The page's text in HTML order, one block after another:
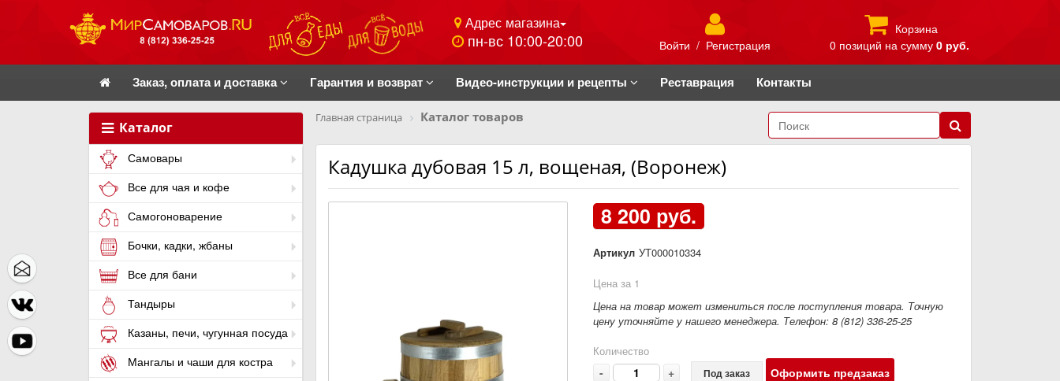
Адрес магазина
пн-вс 10:00-20:00 Войти / Регистрация
Корзина
0 позиций на сумму 0 руб.
Заказ, оплата и доставка Гарантия и возврат Видео-инструкции и рецепты Реставрация Контакты
Каталог
Самовары
Все для чая и кофе
Самогоноварение
Бочки, кадки, жбаны
Все для бани
Тандыры
Казаны, печи, чугунная посуда
Мангалы и чаши для костра
Главная страница Каталог товаров
Кадушка дубовая 15 л, вощеная, (Воронеж)
8 200 руб.
Артикул УТ000010334
Цена за 1
Цена на товар может измениться после поступления товара. Точную
цену уточняйте у нашего менеджера. Телефон: 8 (812) 336-25-25
Количество
- + Под заказ Оформить предзаказ